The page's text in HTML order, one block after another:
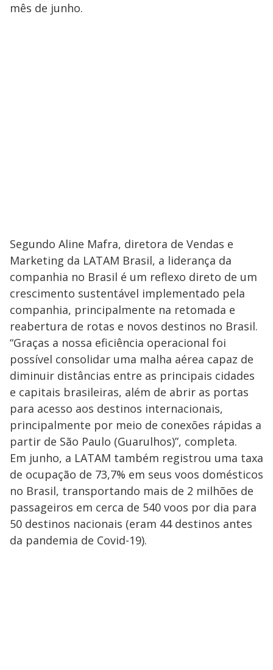
mês de junho.
Segundo Aline Mafra, diretora de Vendas e
Marketing da LATAM Brasil, a liderança da
companhia no Brasil é um reflexo direto de um
crescimento sustentável implementado pela
companhia, principalmente na retomada e
reabertura de rotas e novos destinos no Brasil.
“Graças a nossa eficiência operacional foi
possível consolidar uma malha aérea capaz de
diminuir distâncias entre as principais cidades
e capitais brasileiras, além de abrir as portas
para acesso aos destinos internacionais,
principalmente por meio de conexões rápidas a
partir de São Paulo (Guarulhos)”, completa.
Em junho, a LATAM também registrou uma taxa
de ocupação de 73,7% em seus voos domésticos
no Brasil, transportando mais de 2 milhões de
passageiros em cerca de 540 voos por dia para
50 destinos nacionais (eram 44 destinos antes
da pandemia de Covid-19).